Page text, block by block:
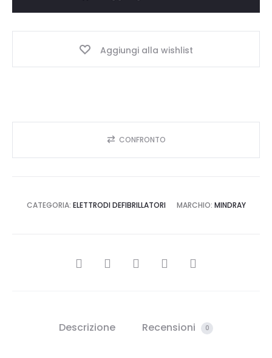
Aggiungi alla wishlist
CONFRONTO
CATEGORIA: ELETTRODI DEFIBRILLATORI MARCHIO: MINDRAY
CONDIVIDI
Descrizione Recensioni 0